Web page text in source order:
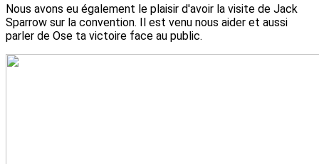
Nous avons eu également le plaisir d'avoir la visite de Jack
Sparrow sur la convention. Il est venu nous aider et aussi
parler de Ose ta victoire face au public.